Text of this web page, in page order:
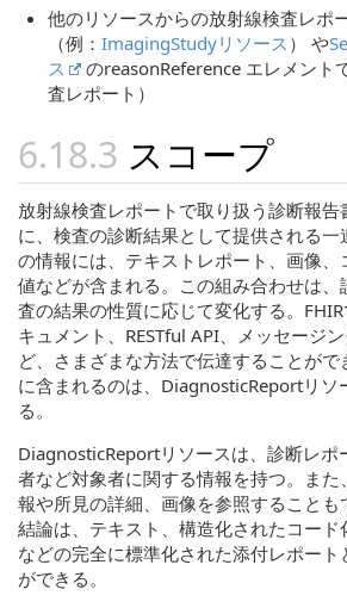
他のリソースからの放射線検査レポ
（例： ImagingStudyリソース ） や
ス
のreasonReference エレメント
査レポート）
スコープ
放射線検査レポートで取り扱う診断報
に、検査の診断結果として提供される一
の情報には、テキストレポート、画像、
値などが含まれる。この組み合わせは、
査の結果の性質に応じて変化する。
キュメント、RESTful API、メッセージ
ど、さまざまな方法で伝達することが
に含まれるのは、DiagnosticReportリソ
る。
DiagnosticReportリソースは、診断レポ
者など対象者に関する情報を持つ。ま
報や所見の詳細、画像を参照すること
結論は、テキスト、構造化されたコード
などの完全に標準化された添付レポート
ができる。